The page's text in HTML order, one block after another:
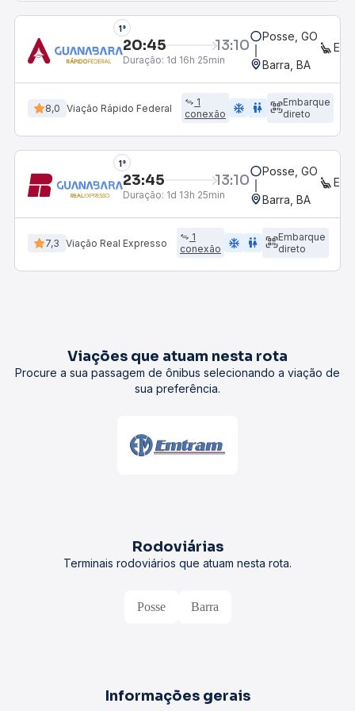
1°
20:45 13:10
Duração: 1d 16h 25min
Posse, GO
Barra, BA
8,0 Viação Rápido Federal
1
conexão
ac_unit wc
Embarque
direto
1°
23:45 13:10
Duração: 1d 13h 25min
Posse, GO
Barra, BA
7,3 Viação Real Expresso
1
conexão
ac_unit wc
Embarque
direto
Viações que atuam nesta rota
Procure a sua passagem de ônibus selecionando a viação de
sua preferência.
Rodoviárias
Terminais rodoviários que atuam nesta rota.
Posse Barra
Informações gerais